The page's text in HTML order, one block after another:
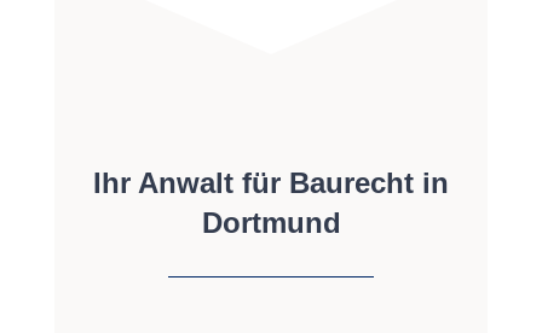
Ihr Anwalt für Baurecht in
Dortmund